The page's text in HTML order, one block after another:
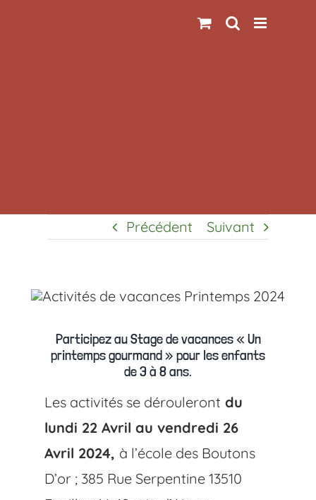
Précédent Suivant
Participez au Stage de vacances « Un
printemps gourmand » pour les enfants
de 3 à 8 ans.
Les activités se dérouleront du
lundi 22 Avril au vendredi 26
Avril 2024, à l’école des Boutons
D’or ; 385 Rue Serpentine 13510